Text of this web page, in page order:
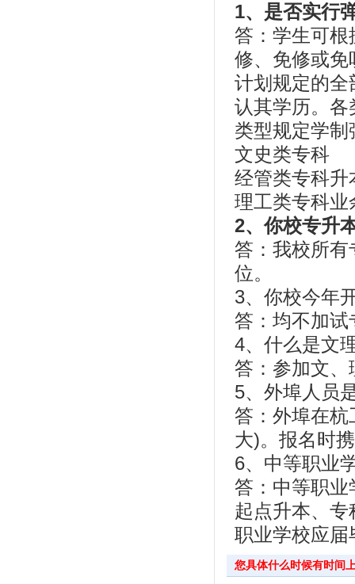
1、是否实行
答：学生可
修、免修或免
计划规定的全
认其学历。
类型规定学
文史类专科
经管类专科
理工类专科
2、你校专升
答：我校所
位。
3、你校今年
答：均不加
4、什么是文
答：参加文
5、外埠人员
答：外埠在
大)。报名时
6、中等职业
答：中等职
起点升本、
职业学校应届
您具体什么时候有时间